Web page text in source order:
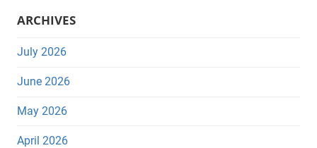
ARCHIVES
July 2026
June 2026
May 2026
April 2026